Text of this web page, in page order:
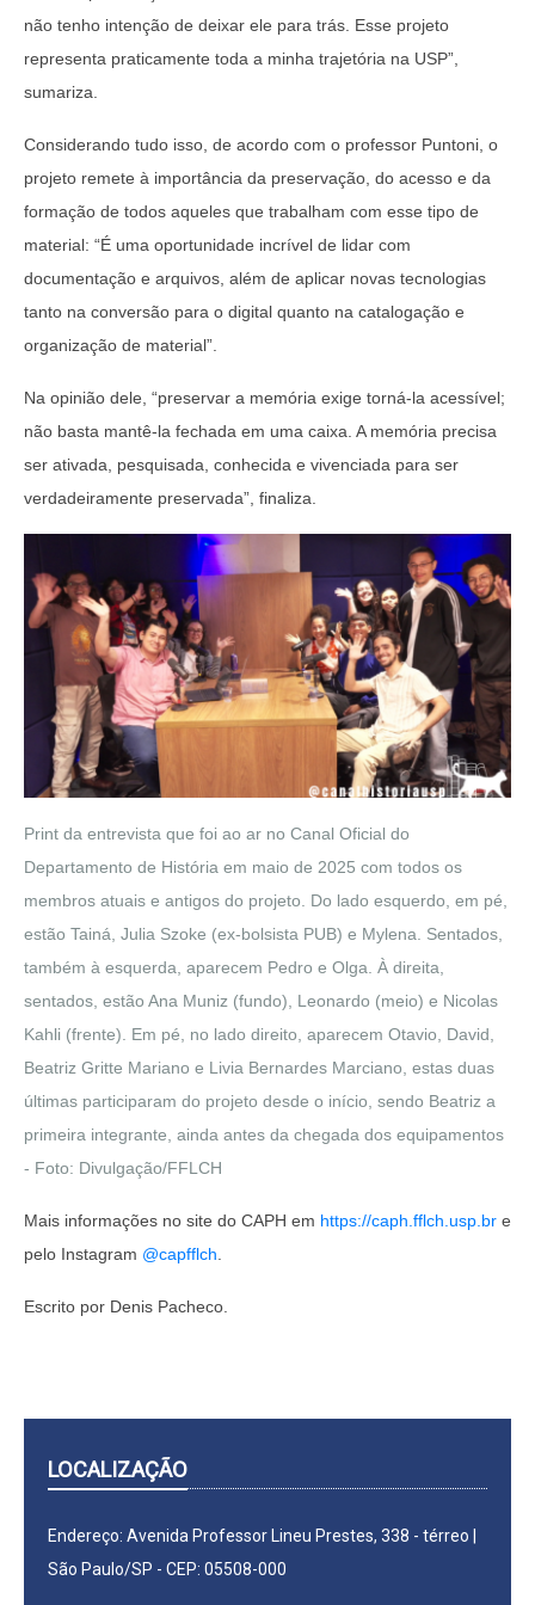
não tenho intenção de deixar ele para trás. Esse projeto
representa praticamente toda a minha trajetória na USP”,
sumariza.
Considerando tudo isso, de acordo com o professor Puntoni, o
projeto remete à importância da preservação, do acesso e da
formação de todos aqueles que trabalham com esse tipo de
material: “É uma oportunidade incrível de lidar com
documentação e arquivos, além de aplicar novas tecnologias
tanto na conversão para o digital quanto na catalogação e
organização de material”.
Na opinião dele, “preservar a memória exige torná-la acessível;
não basta mantê-la fechada em uma caixa. A memória precisa
ser ativada, pesquisada, conhecida e vivenciada para ser
verdadeiramente preservada”, finaliza.
Print da entrevista que foi ao ar no Canal Oficial do
Departamento de História em maio de 2025 com todos os
membros atuais e antigos do projeto. Do lado esquerdo, em pé,
estão Tainá, Julia Szoke (ex-bolsista PUB) e Mylena. Sentados,
também à esquerda, aparecem Pedro e Olga. À direita,
sentados, estão Ana Muniz (fundo), Leonardo (meio) e Nicolas
Kahli (frente). Em pé, no lado direito, aparecem Otavio, David,
Beatriz Gritte Mariano e Livia Bernardes Marciano, estas duas
últimas participaram do projeto desde o início, sendo Beatriz a
primeira integrante, ainda antes da chegada dos equipamentos
- Foto: Divulgação/FFLCH
Mais informações no site do CAPH em https://caph.fflch.usp.br e
pelo Instagram @capfflch
Escrito por Denis Pacheco.
LOCALIZAÇÃO
Endereço: Avenida Professor Lineu Prestes, 338 - térreo |
São Paulo/SP - CEP: 05508-000